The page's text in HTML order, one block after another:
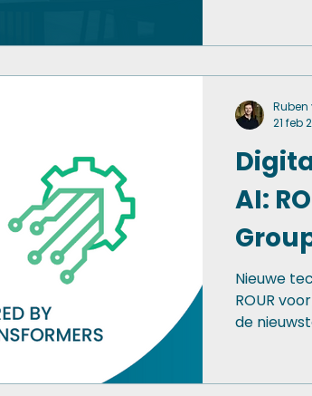
AI:
Nieuwe
ROUR
de
Ruben
21 feb